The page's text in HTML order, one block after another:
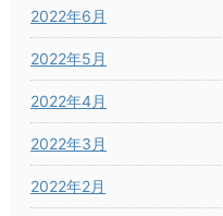
2022年6月
2022年5月
2022年4月
2022年3月
2022年2月